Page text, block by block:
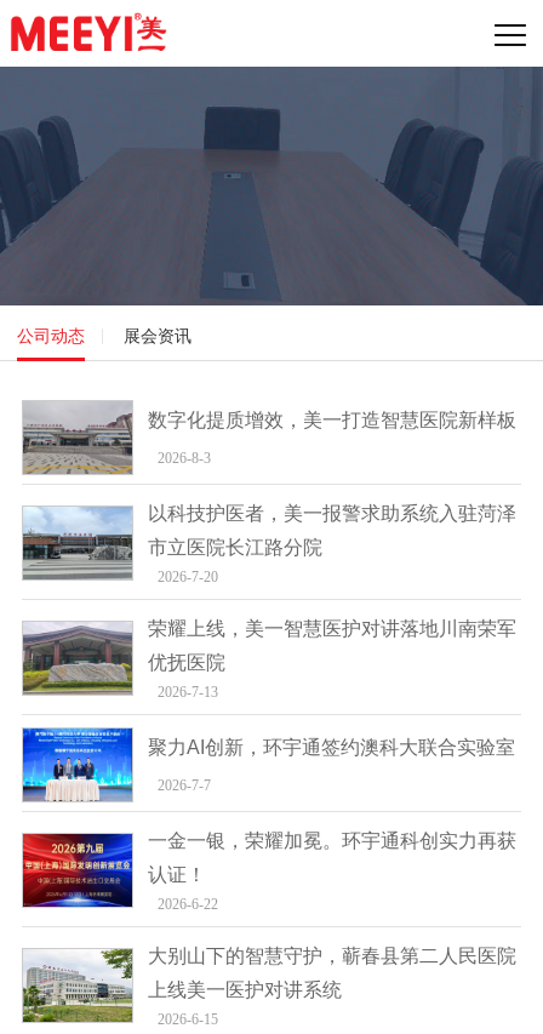
公司动态 展会资讯
数字化提质增效，美一打造智慧医院新样板
2026-8-3
以科技护医者，美一报警求助系统入驻菏泽
市立医院长江路分院
2026-7-20
荣耀上线，美一智慧医护对讲落地川南荣军
优抚医院
2026-7-13
聚力AI创新，环宇通签约澳科大联合实验室
2026-7-7
一金一银，荣耀加冕。环宇通科创实力再获
认证！
2026-6-22
大别山下的智慧守护，蕲春县第二人民医院
上线美一医护对讲系统
2026-6-15